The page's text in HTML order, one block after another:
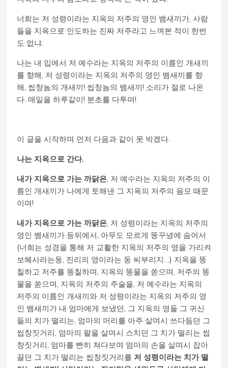
너희는 저 성령이라는 지옥의 저주의 영인 뱀새끼가, 사람
들을 지옥으로 인도하는 진짜 저주라고 느껴본 적이 한번
도 없냐.
나는 내 입에서 저 예수라는 지옥의 저주의 이름인 개새끼
를 향해, 저 성령이라는 지옥의 저주의 영인 뱀새끼를 향
해, 씹창놈의 개새끼! 씹창놈의 뱀새끼! 소리가 절로 나온
다. 매일을 하루같이! 분초를 다투며!
이 글을 시작하며 먼저 다음과 같이 못 박겠다.
나는 지옥으로 간다.
내가 지옥으로 가는 까닭은, 저 예수라는 지옥의 저주의 이
름인 개새끼가 나에게 토해낸 그 지옥의 저주의 음모 때문
이며!
내가 지옥으로 가는 까닭은, 저 성령이라는 지옥의 저주의
영인 뱀새끼가 등뒤에서, 아무도 모르게 똥꾸녕에 숨어서
(너희는 성경을 통해 저 교활한 지옥의 저주의 영을 가리켜
보혜사라는둥, 진리의 영이라는 둥 씨부리지…) 지옥을 똥
칠하고 저주를 똥칠하며, 지옥의 똥물을 쏟으며, 저주의 똥
물을 쏟으며, 지옥의 저주의 주술을, 저 예수라는 지옥의
저주의 이름인 개새끼와 저 성령이라는 지옥의 저주의 영
인 뱀새끼가 내 엄마에게 보냈던, 그 지옥의 영들 그 귀신
들의 치가 떨리는, 엄마의 머리를 아주 살며시 쓰다듬던 그
씹창짓거리, 엄마의 팔을 살며시 스치던 그 치가 떨리는 씹
창짓거리, 엄마를 빤히 쳐다보며 엄마의 손을 살며시 잡아
끌던 그 치가 떨리는 씹창짓거리를 저 성령이라는 치가 떨